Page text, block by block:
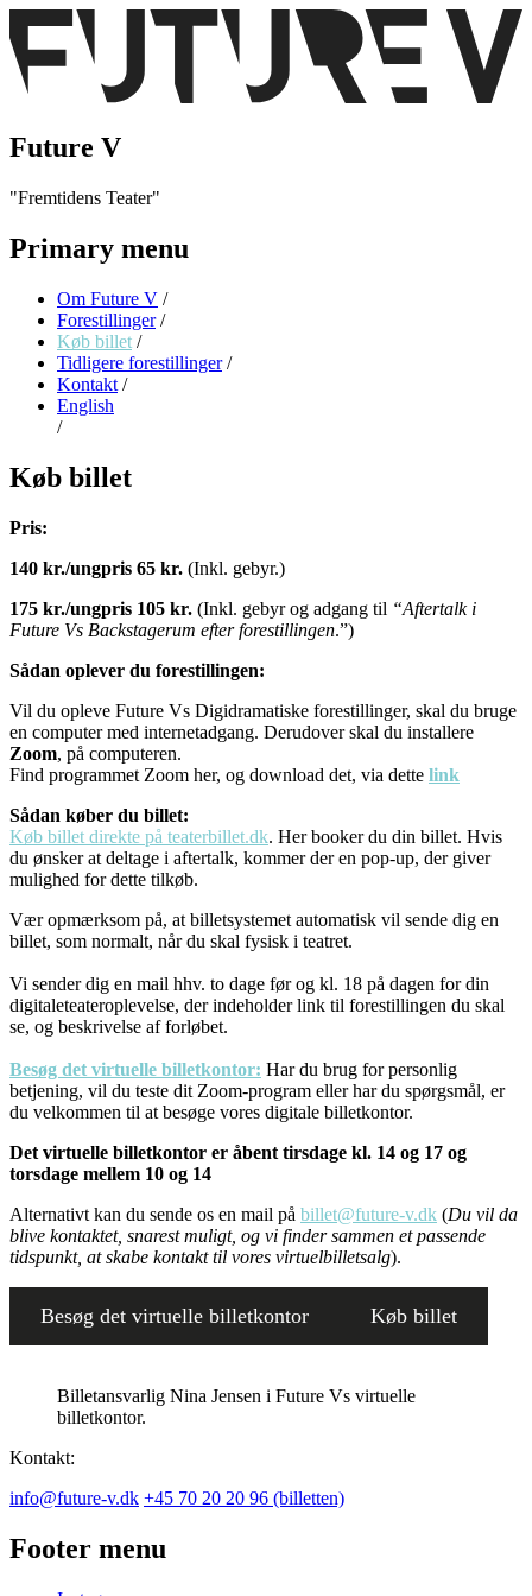
Future V
Fremtidens Teater
Primary menu
Om Future V /
Forestillinger/
Køb billet /
Tidligere forestillinger/
Kontakt /
English
/
Køb billet
Pris:
140 kr./ungpris 65 kr. (Inkl. gebyr.)
175 kr./ungpris 105 kr. (Inkl. gebyr og adgang til “Aftertalk i
Future Vs Backstagerum efter forestillingen.”)
Sådan oplever du forestillingen:
Vil du opleve Future Vs Digidramatiske forestillinger, skal du bruge
en computer med internetadgang. Derudover skal du installere
Zoom, på computeren.
Find programmet Zoom her, og download det, via dette link
Sådan køber du billet:
Køb billet direkte på teaterbillet.dk. Her booker du din billet. Hvis
du ønsker at deltage i aftertalk, kommer der en pop-up, der giver
mulighed for dette tilkøb.
Vær opmærksom på, at billetsystemet automatisk vil sende dig en
billet, som normalt, når du skal fysisk i teatret.
Vi sender dig en mail hhv. to dage før og kl. 18 på dagen for din
digitaleteateroplevelse, der indeholder link til forestillingen du skal
se, og beskrivelse af forløbet.
Besøg det virtuelle billetkontor: Har du brug for personlig
betjening, vil du teste dit Zoom-program eller har du spørgsmål, er
du velkommen til at besøge vores digitale billetkontor.
Det virtuelle billetkontor er åbent tirsdage kl. 14 og 17 og
torsdage mellem 10 og 14
Alternativt kan du sende os en mail på billet@future-v.dk (Du vil da
blive kontaktet, snarest muligt, og vi finder sammen et passende
tidspunkt, at skabe kontakt til vores virtuelbilletsalg).
Besøg det virtuelle billetkontor Køb billet
Billetansvarlig Nina Jensen i Future Vs virtuelle
billetkontor.
Kontakt:
info@future-v.dk +45 70 20 20 96 (billetten)
Footer menu